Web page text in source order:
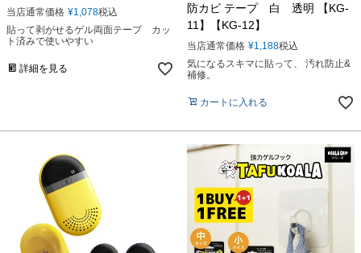
当店通常価格 ¥1,078税込
貼って剥がせるゲル両面テープ カッ
ト済みで使いやすい
詳細を見る
防カビ テープ 白 透明 【KG-
11】【KG-12】
当店通常価格 ¥1,188税込
気になるスキマに貼って、 汚れ防止&
補修。
カートに入れる